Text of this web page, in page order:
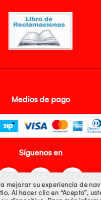
Medios de pago
Síguenos en
mejorar su experiencia de
Al hacer clic en “Acepto”,